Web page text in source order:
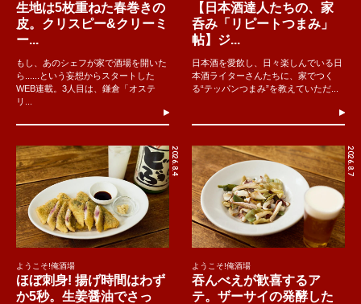
生地は5枚重ねた春巻きの
皮。クリスピー&クリーミ
ー...
もし、あのシェフが家で酒場を開いた
ら......という妄想からスタートした
WEB連載。3人目は、鎌倉「オステ
リ...
【日本酒達人たちの、家
呑み「リピートつまみ」
帖】ジ...
日本酒を愛飲し、日々楽しんでいる日
本酒ライターさんたちに、家でつく
る“テッパンつまみ”を教えていただ...
2026.8.4
ようこそ!俺酒場
ほぼ刺身! 揚げ時間はわず
か5秒。生姜醤油でさっ
2026.8.7
ようこそ!俺酒場
吞んべえが歓喜するア
テ。ザーサイの発酵した